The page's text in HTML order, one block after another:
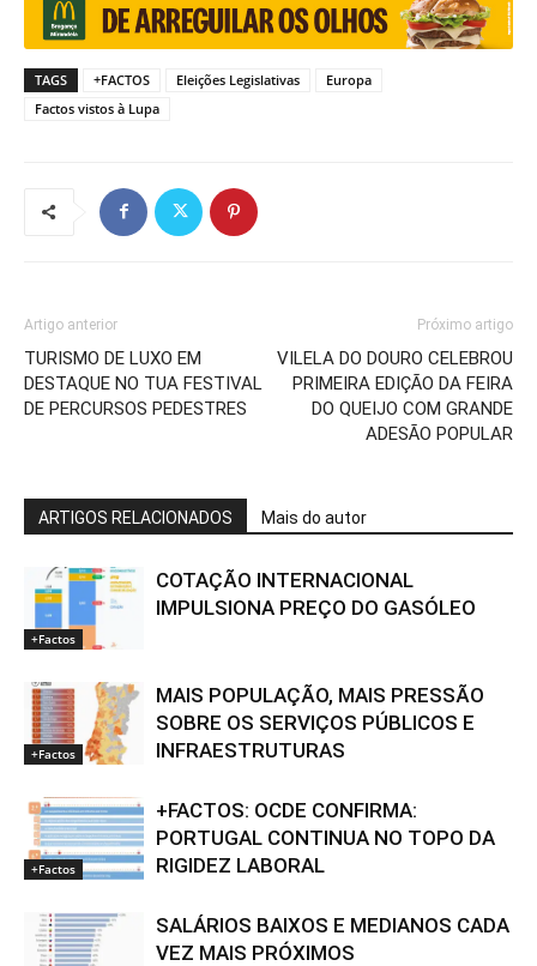
TAGS +FACTOS Eleições Legislativas
Europa
Factos vistos à Lupa
Artigo anterior
TURISMO DE LUXO EM
DESTAQUE NO TUA FESTIVAL
DE PERCURSOS PEDESTRES
Próximo artigo
VILELA DO DOURO CELEBROU
PRIMEIRA EDIÇÃO DA FEIRA
DO QUEIJO COM GRANDE
ADESÃO POPULAR
ARTIGOS RELACIONADOS Mais do autor
+Factos
COTAÇÃO INTERNACIONAL
IMPULSIONA PREÇO DO GASÓLEO
+Factos
MAIS POPULAÇÃO, MAIS PRESSÃO
SOBRE OS SERVIÇOS PÚBLICOS E
INFRAESTRUTURAS
+Factos
+FACTOS: OCDE CONFIRMA:
PORTUGAL CONTINUA NO TOPO DA
RIGIDEZ LABORAL
SALÁRIOS BAIXOS E MEDIANOS CADA
VEZ MAIS PRÓXIMOS